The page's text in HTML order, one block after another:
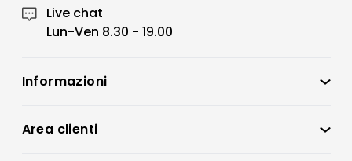
Live chat
Lun-Ven 8.30 - 19.00
Informazioni
Condizioni di vendita
Area clienti